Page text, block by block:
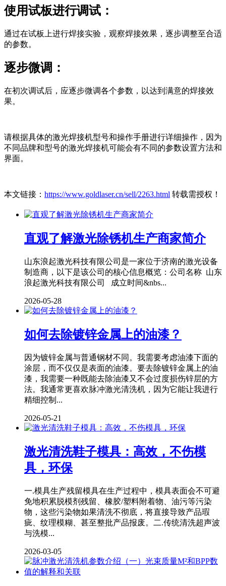
使用试板进行调试：
通过在试板上进行焊接实验，观察焊接效果，逐步调整至合适
的参数。
逐步微调：
在初次调试后，应逐步微调各个参数，以达到满意的焊接效
果。
请根据具体的激光焊接机型号和操作手册进行详细操作，因为
不同品牌和型号的激光焊接机可能会有不同的参数设置方法和
界面。
本文链接： https://www.goldlaser.cn/sell/2263.html 转载需授权！
直观了解激光除锈机生产商家简介
山东浪起激光科技有限公司是一家位于济南的激光设备
制造商，以下是该公司的核心信息概览：公司名称 山东
浪起激光科技有限公司 成立时间&nbs...
2026-05-28
如何去除镀锌金属上的油漆？
因为镀锌金属与普通钢材不同。我需要考虑油漆下面的
涂层，而不仅仅是表面的油漆。要去除镀锌金属上的油
漆，我需要一种既能去除油漆又不会过度损伤锌层的方
法。我通常更喜欢脉冲激光清洗机，因为它能让我进行
精细控制...
2026-05-21
激光清洗鞋子模具：高效，不伤模
具，环保
一.模具生产残留模具在生产过程中，模具表面会不可避
免地积累脱模剂残留、橡胶/塑料附着物、油污等污染
物，这些污染物如果清洗不彻底，将直接导致产品瑕
疵、纹理模糊、甚至整批产品报废。二.传统清洗超声波
与洗模...
2026-03-05